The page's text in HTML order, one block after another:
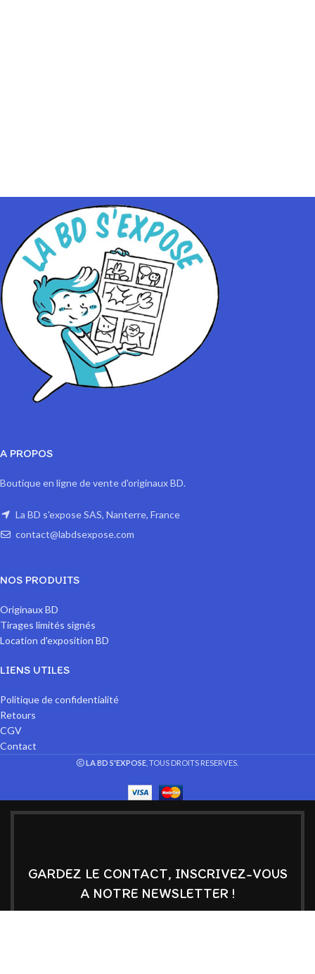
A PROPOS
Boutique en ligne de vente d'originaux BD.
La BD s'expose SAS, Nanterre, France
contact@labdsexpose.com
NOS PRODUITS
Originaux BD
Tirages limités signés
Location d'exposition BD
LIENS UTILES
Politique de confidentialité
Retours
CGV
Contact
LA BD S'EXPOSE , TOUS DROITS RESERVES.
GARDEZ LE CONTACT, INSCRIVEZ-VOUS
A NOTRE NEWSLETTER !